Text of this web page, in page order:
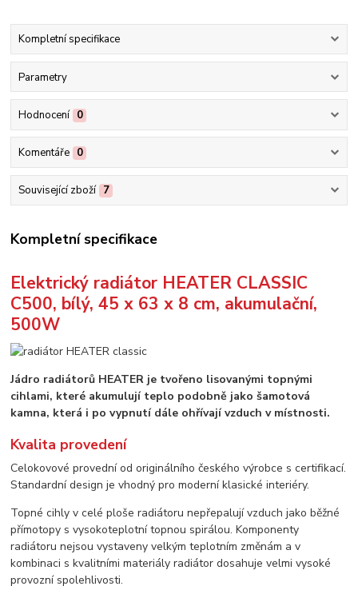
Kompletní specifikace
Parametry
Hodnocení 0
Komentáře 0
Související zboží 7
Kompletní specifikace
Elektrický radiátor HEATER CLASSIC
C500, bílý, 45 x 63 x 8 cm, akumulační,
500W
Jádro radiátorů HEATER je tvořeno lisovanými topnými
cihlami, které akumulují teplo podobně jako šamotová
kamna, která i po vypnutí dále ohřívají vzduch v místnosti.
Kvalita provedení
Celokovové provední od originálního českého výrobce s certifikací.
Standardní design je vhodný pro moderní klasické interiéry.
Topné cihly v celé ploše radiátoru nepřepalují vzduch jako běžné
přímotopy s vysokoteplotní topnou spirálou. Komponenty
radiátoru nejsou vystaveny velkým teplotním změnám a v
kombinaci s kvalitními materiály radiátor dosahuje velmi vysoké
provozní spolehlivosti.